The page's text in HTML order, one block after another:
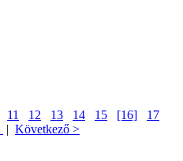
11 12 13 14 15 [16]
17
| Következő >